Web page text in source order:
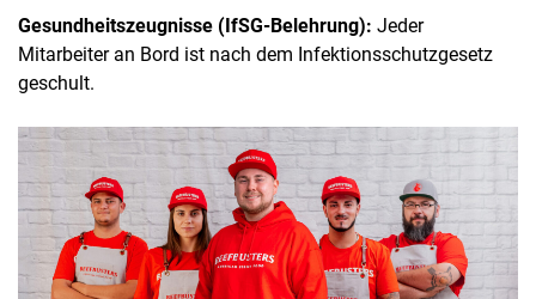
Gesundheitszeugnisse (IfSG-Belehrung): Jeder
Mitarbeiter an Bord ist nach dem Infektionsschutzgesetz
geschult.